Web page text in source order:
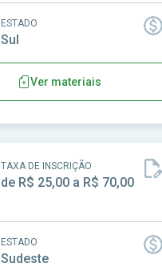
ESTADO
Sul
Ver materiais
TAXA DE INSCRIÇÃO
de R$ 25,00 a R$ 70,00
ESTADO
Sudeste